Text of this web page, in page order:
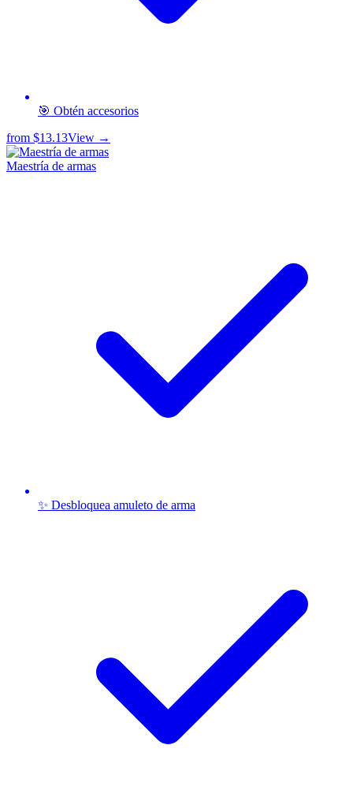
🎯 Obtén accesorios
from $13.13View →
Maestría de armas
✨ Desbloquea amuleto de arma